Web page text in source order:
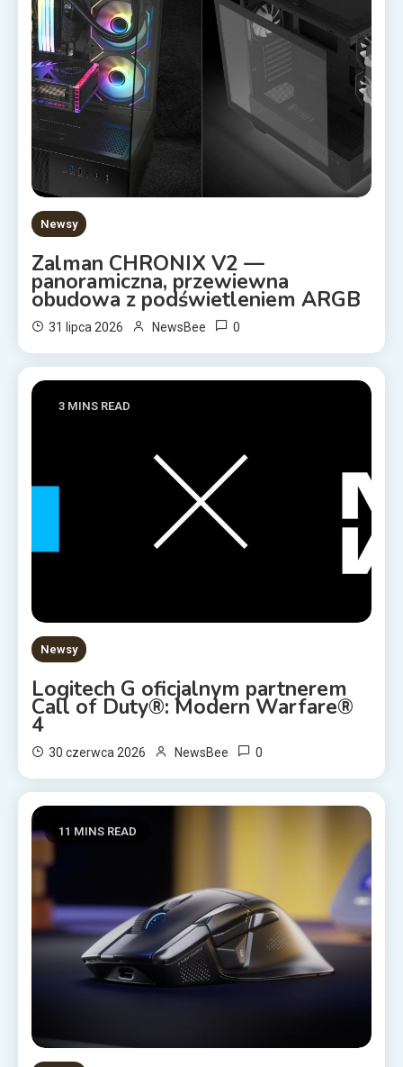
Newsy
Zalman CHRONIX V2 —
panoramiczna, przewiewna
obudowa z podświetleniem ARGB
31 lipca 2026 NewsBee 0
3 MINS READ
Newsy
Logitech G oficjalnym partnerem
Call of Duty®: Modern Warfare®
4
30 czerwca 2026 NewsBee 0
11 MINS READ